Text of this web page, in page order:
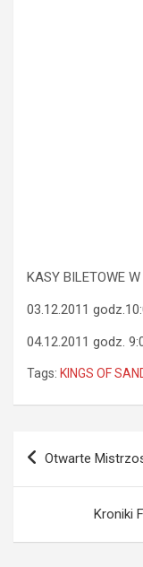
KASY BILETOWE
03.12.2011
04.12.2011 godz.
Tags: KINGS OF
Nawigacja
Otwarte
Kroniki